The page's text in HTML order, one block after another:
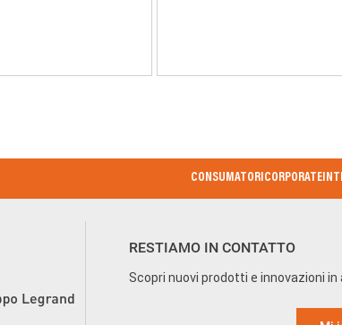
CONSUMATORICORPORATE
RESTIAMO IN CONTATTO
Scopri nuovi prodotti e innovazioni